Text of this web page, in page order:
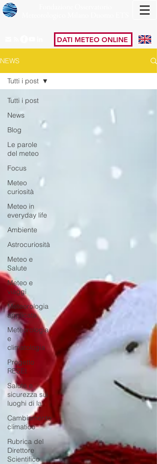
DATI METEO ONLINE
NEWS
Tutti i post
News
Blog
Le parole
del meteo
Focus
Meteo
curiosità
Meteo in
everyday life
Ambiente
Astrocuriosità
Meteo e
Salute
Meteo e
viaggi
Meteorologia
applicata
Meteorologia
e
climatologia
Progetto
RESEt
Salute e
sicurezza sui
luoghi di la
Cambiamento
climatico
Rubrica del
Direttore
Scientifico
Tutti i post